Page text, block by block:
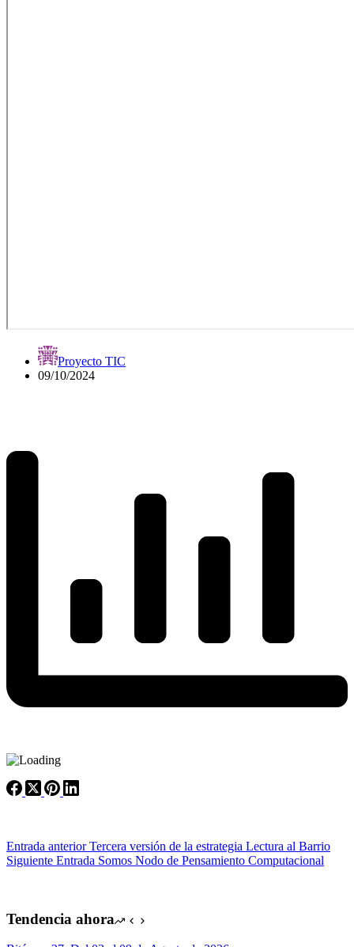
Proyecto TIC
09/10/2024
Entrada anteriorTercera versión de la estrategia Lectura al Barrio
Siguiente Entrada Somos Nodo de Pensamiento Computacional
Tendencia ahora